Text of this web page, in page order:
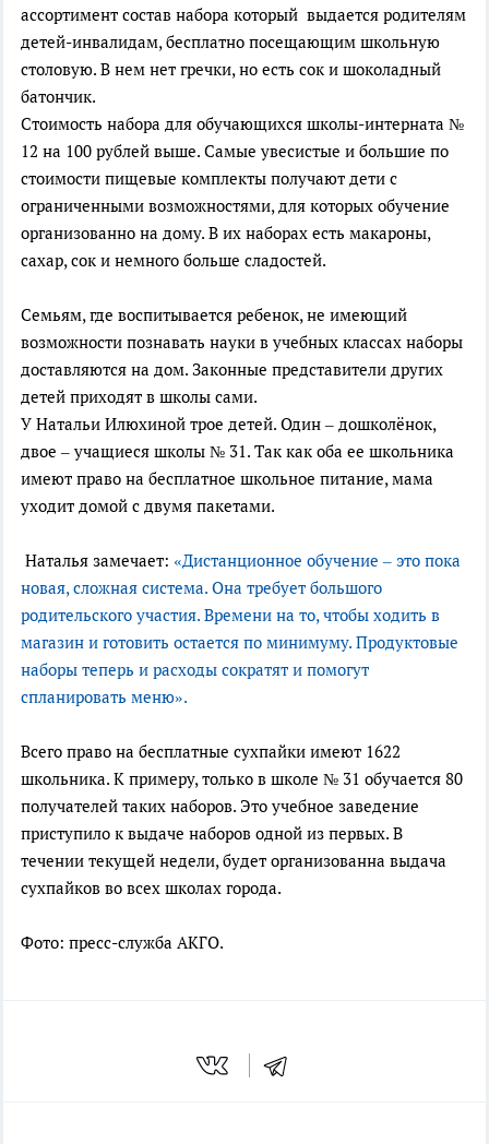
ассортимент состав набора который выдается родителям
детей-инвалидам, бесплатно посещающим школьную
столовую. В нем нет гречки, но есть сок и шоколадный
батончик.
Стоимость набора для обучающихся школы-интерната №
12 на 100 рублей выше. Самые увесистые и большие по
стоимости пищевые комплекты получают дети с
ограниченными возможностями, для которых обучение
организованно на дому. В их наборах есть макароны,
сахар, сок и немного больше сладостей.
Семьям, где воспитывается ребенок, не имеющий
возможности познавать науки в учебных классах наборы
доставляются на дом. Законные представители других
детей приходят в школы сами.
У Натальи Илюхиной трое детей. Один – дошколёнок,
двое – учащиеся школы № 31. Так как оба ее школьника
имеют право на бесплатное школьное питание, мама
уходит домой с двумя пакетами.
Наталья замечает: «Дистанционное обучение – это пока
новая, сложная система. Она требует большого
родительского участия. Времени на то, чтобы ходить в
магазин и готовить остается по минимуму. Продуктовые
наборы теперь и расходы сократят и помогут
спланировать меню».
Всего право на бесплатные сухпайки имеют 1622
школьника. К примеру, только в школе № 31 обучается 80
получателей таких наборов. Это учебное заведение
приступило к выдаче наборов одной из первых. В
течении текущей недели, будет организованна выдача
сухпайков во всех школах города.
Фото: пресс-служба АКГО.